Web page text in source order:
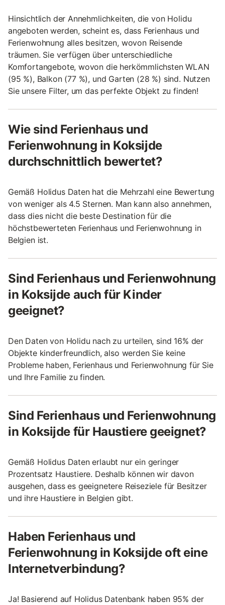
Hinsichtlich der Annehmlichkeiten, die von Holidu
angeboten werden, scheint es, dass Ferienhaus und
Ferienwohnung alles besitzen, wovon Reisende
träumen. Sie verfügen über unterschiedliche
Komfortangebote, wovon die herkömmlichsten WLAN
(95 %), Balkon (77 %), und Garten (28 %) sind. Nutzen
Sie unsere Filter, um das perfekte Objekt zu finden!
Wie sind Ferienhaus und
Ferienwohnung in Koksijde
durchschnittlich bewertet?
Gemäß Holidus Daten hat die Mehrzahl eine Bewertung
von weniger als 4.5 Sternen. Man kann also annehmen,
dass dies nicht die beste Destination für die
höchstbewerteten Ferienhaus und Ferienwohnung in
Belgien ist.
Sind Ferienhaus und Ferienwohnung
in Koksijde auch für Kinder
geeignet?
Den Daten von Holidu nach zu urteilen, sind 16% der
Objekte kinderfreundlich, also werden Sie keine
Probleme haben, Ferienhaus und Ferienwohnung für Sie
und Ihre Familie zu finden.
Sind Ferienhaus und Ferienwohnung
in Koksijde für Haustiere geeignet?
Gemäß Holidus Daten erlaubt nur ein geringer
Prozentsatz Haustiere. Deshalb können wir davon
ausgehen, dass es geeignetere Reiseziele für Besitzer
und ihre Haustiere in Belgien gibt.
Haben Ferienhaus und
Ferienwohnung in Koksijde oft eine
Internetverbindung?
Ja! Basierend auf Holidus Datenbank haben 95% der